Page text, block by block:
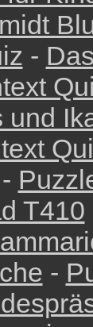
-
und
-
T410
-